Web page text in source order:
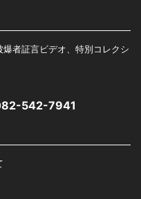
者証言ビデオ、特別コレクシ
542-7941